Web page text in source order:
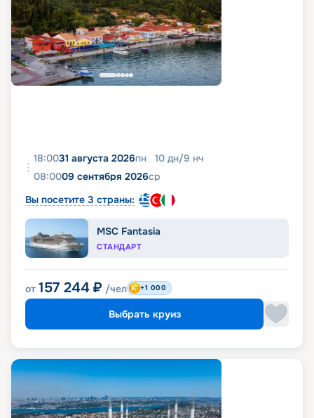
18:0031 августа 2026пн 10 дн/9 нч
08:0009 сентября 2026ср
Вы посетите 3 страны:
MSC Fantasia
СТАНДАРТ
от 157 244 ₽ /чел +1 000
Выбрать круиз